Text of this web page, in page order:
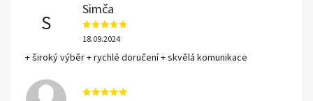
S
Simča
18.09.2024
+ široký výběr + rychlé doručení + skvělá komunikace